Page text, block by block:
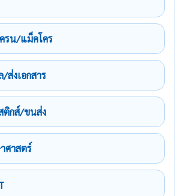
รน/แม็คโคร
ส่งเอกสาร
ติกส์/ขนส่ง
ศาสตร์